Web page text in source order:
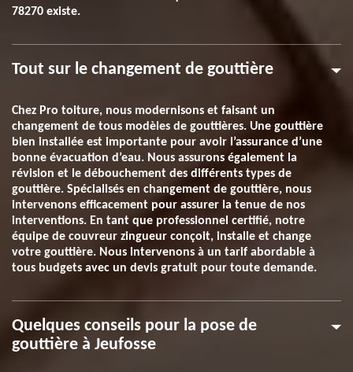
78270 existe.
Tout sur le changement de gouttière
Chez Pro toiture, nous modernisons et faisant un
changement de tous modèles de gouttières. Une gouttière
bien installée est importante pour avoir l’assurance d’une
bonne évacuation d’eau. Nous assurons également la
révision et le débouchement des différents types de
gouttière. Spécialisés en changement de gouttière, nous
intervenons efficacement pour assurer la tenue de nos
interventions. En tant que professionnel certifié, notre
équipe de couvreur zingueur conçoit, installe et change
votre gouttière. Nous intervenons à un tarif abordable à
tous budgets avec un devis gratuit pour toute demande.
Quelques conseils pour la pose de
gouttière à Jeufosse